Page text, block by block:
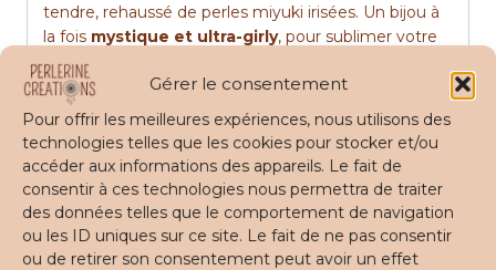
Gérer le consentement
Pour offrir les meilleures expériences, nous utilisons des
technologies telles que les cookies pour stocker et/ou
accéder aux informations des appareils. Le fait de
consentir à ces technologies nous permettra de traiter
des données telles que le comportement de navigation
ou les ID uniques sur ce site. Le fait de ne pas consentir
ou de retirer son consentement peut avoir un effet
tendre, rehaussé de perles miyuki irisées. Un bijou à
la fois mystique et ultra-girly, pour sublimer votre
allure en un instant.
Pourquoi choisir les boucles
HATHOR ?
leur symbole puissant: l’œil protecteur,
revisité en rose doux, affirme votre style
tout en vous accompagnant de bonnes
ondes. (Hathor signifie : maison d’Horus, en